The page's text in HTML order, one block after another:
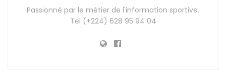
Passionné par le métier de l'information sportive.
Tel (+224) 628 95 94 04